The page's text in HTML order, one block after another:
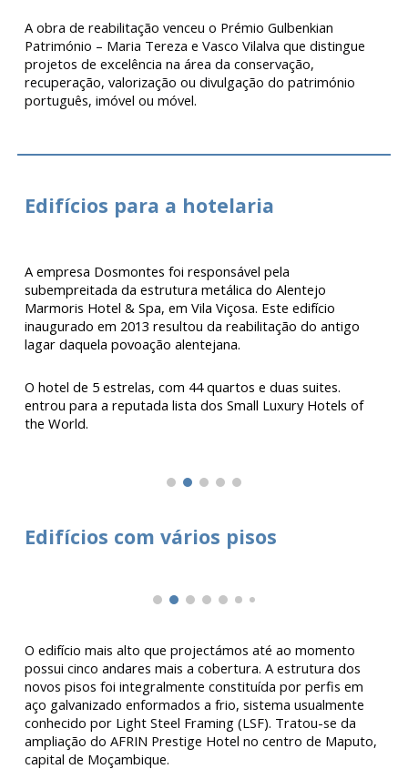
A obra de reabilitação venceu o Prémio Gulbenkian
Património – Maria Tereza e Vasco Vilalva que distingue
projetos de excelência na área da conservação,
recuperação, valorização ou divulgação do património
português, imóvel ou móvel.
Edifícios para a hotelaria
A empresa Dosmontes foi responsável pela
subempreitada da estrutura metálica do Alentejo
Marmoris Hotel & Spa, em Vila Viçosa. Este edifício
inaugurado em 2013 resultou da reabilitação do antigo
lagar daquela povoação alentejana.
O hotel de 5 estrelas, com 44 quartos e duas suites.
entrou para a reputada lista dos Small Luxury Hotels of
the World.
Edifícios com vários pisos
O edifício mais alto que projectámos até ao momento
possui cinco andares mais a cobertura. A estrutura dos
novos pisos foi integralmente constituída por perfis em
aço galvanizado enformados a frio, sistema usualmente
conhecido por Light Steel Framing (LSF). Tratou-se da
ampliação do AFRIN Prestige Hotel no centro de Maputo,
capital de Moçambique.